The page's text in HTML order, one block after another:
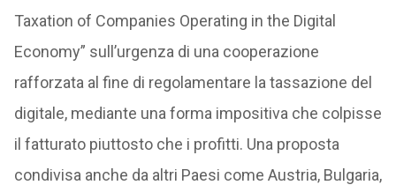
Taxation of Companies Operating in the Digital
Economy” sull’urgenza di una cooperazione
rafforzata al fine di regolamentare la tassazione del
digitale, mediante una forma impositiva che colpisse
il fatturato piuttosto che i profitti. Una proposta
condivisa anche da altri Paesi come Austria, Bulgaria,